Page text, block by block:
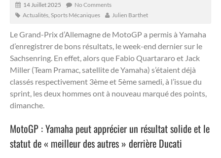
14 Juillet 2025
No Comments
Actualités Sports Mécaniques Julien Barthet
Le Grand-Prix d’Allemagne de MotoGP a permis à Yamaha
d’enregistrer de bons résultats, le week-end dernier sur le
Sachsenring. En effet, alors que Fabio Quartararo et Jack
Miller (Team Pramac, satellite de Yamaha) s’étaient déjà
classés respectivement 3ème et 5ème samedi, à l’issue du
sprint, les deux hommes ont à nouveau marqué des points,
dimanche.
MotoGP : Yamaha peut apprécier un résultat solide et le
statut de « meilleur des autres » derrière Ducati